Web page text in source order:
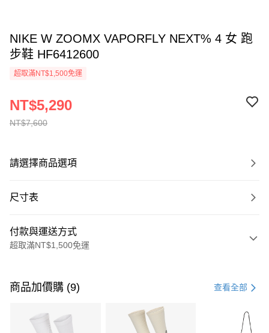
NIKE W ZOOMX VAPORFLY NEXT% 4 女 跑
步鞋 HF6412600
超取滿NT$1,500免運
NT$7,600
NT$5,290
請選擇商品選項
尺寸表
付款與運送方式
超取滿NT$1,500免運
信用卡一次付款
3 期 0 利率 每期 21家銀行
商品加價購 (9) 查看全部